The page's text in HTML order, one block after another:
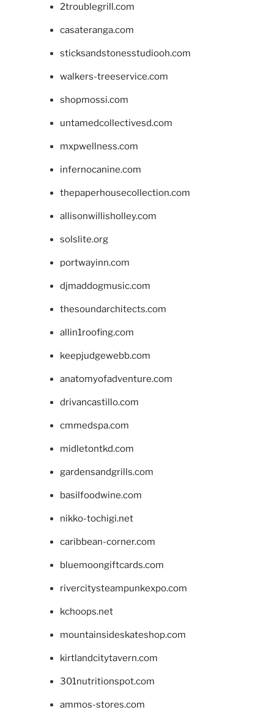
2troublegrill.com
casateranga.com
sticksandstonesstudiooh.com
walkers-treeservice.com
shopmossi.com
untamedcollectivesd.com
mxpwellness.com
infernocanine.com
thepaperhousecollection.com
allisonwillisholley.com
solslite.org
portwayinn.com
djmaddogmusic.com
thesoundarchitects.com
allin1roofing.com
keepjudgewebb.com
anatomyofadventure.com
drivancastillo.com
cmmedspa.com
midletontkd.com
gardensandgrills.com
basilfoodwine.com
nikko-tochigi.net
caribbean-corner.com
bluemoongiftcards.com
rivercitysteampunkexpo.com
kchoops.net
mountainsideskateshop.com
kirtlandcitytavern.com
301nutritionspot.com
ammos-stores.com